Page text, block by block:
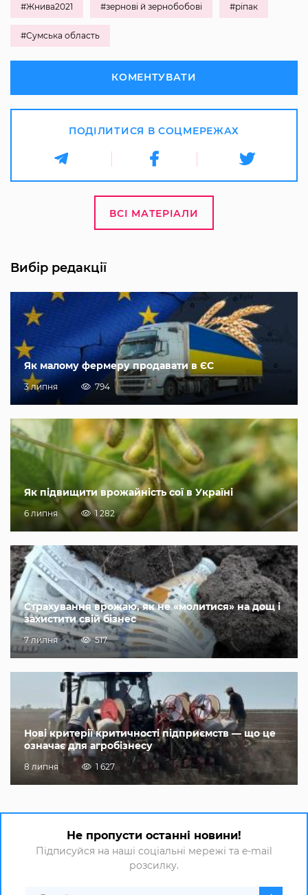
#Жнива2021 #зернові й зернобобові #ріпак
#Сумська область
КОМЕНТУВАТИ
ПОДІЛИТИСЯ В СОЦМЕРЕЖАХ
ВСІ МАТЕРІАЛИ
Вибір редакції
Як малому фермеру продавати в ЄС
3 липня 794
Як підвищити врожайність сої в Україні
6 липня 1 282
Страхування врожаю, як не «молитися» на дощ і
захистити свій бізнес
7 липня 517
Нові критерії критичності підприємств — що це
означає для агробізнесу
8 липня 1 627
Не пропусти останні новини!
Підписуйся на наші соціальні мережі та e-mail
розсилку.